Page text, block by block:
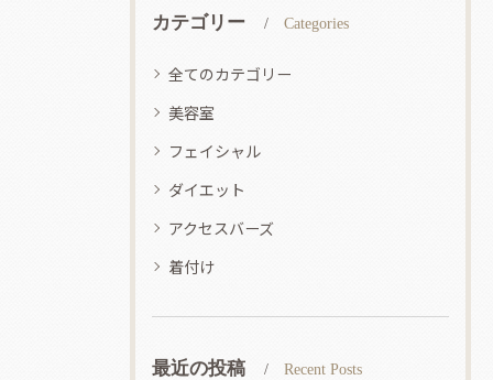
カテゴリー Categories
全てのカテゴリー
美容室
フェイシャル
ダイエット
アクセスバーズ
着付け
最近の投稿 Recent Posts